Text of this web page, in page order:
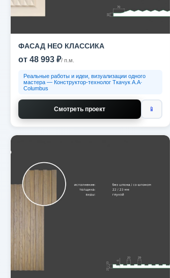
ФАСАД НЕО КЛАССИКА
от 48 993 ₽/ п.м.
Реальные работы и идеи, визуализации одного
мастера — Конструктор-технолог Ткачук А.А·
Columbus
Смотреть проект 📱